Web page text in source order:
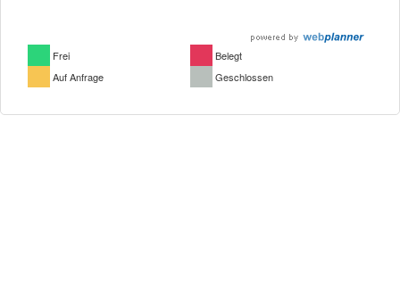
Frei
Belegt
Auf Anfrage
Geschlossen